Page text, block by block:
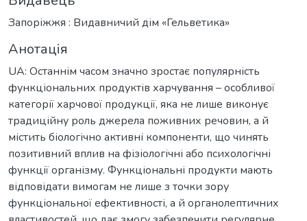
Запоріжжя : Видавничий дім «Гельветика»
Анотація
UA: Останнім часом значно зростає популярність
функціональних продуктів харчування – особливої
категорії харчової продукції, яка не лише виконує
традиційну роль джерела поживних речовин, а й
містить біологічно активні компоненти, що чинять
позитивний вплив на фізіологічні або психологічні
функції організму. Функціональні продукти мають
відповідати вимогам не лише з точки зору
функціональної ефективності, а й органолептичних